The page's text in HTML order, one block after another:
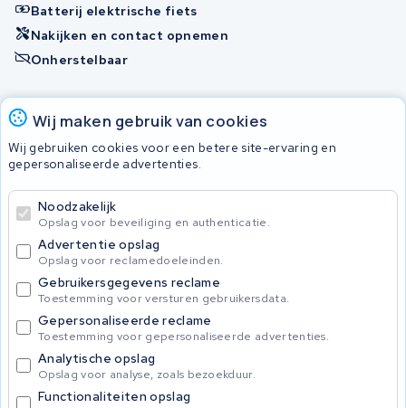
Wij maken gebruik van cookies
Wij gebruiken cookies voor een betere site-ervaring en
gepersonaliseerde advertenties.
Noodzakelijk
Opslag voor beveiliging en authenticatie.
Advertentie opslag
Opslag voor reclamedoeleinden.
Gebruikersgegevens reclame
Toestemming voor versturen gebruikersdata.
Gepersonaliseerde reclame
Toestemming voor gepersonaliseerde advertenties.
Analytische opslag
Opslag voor analyse, zoals bezoekduur.
Functionaliteiten opslag
Batterij elektrische fiets
Nakijken en contact opnemen
Onherstelbaar
Accu's
Privacy Policy